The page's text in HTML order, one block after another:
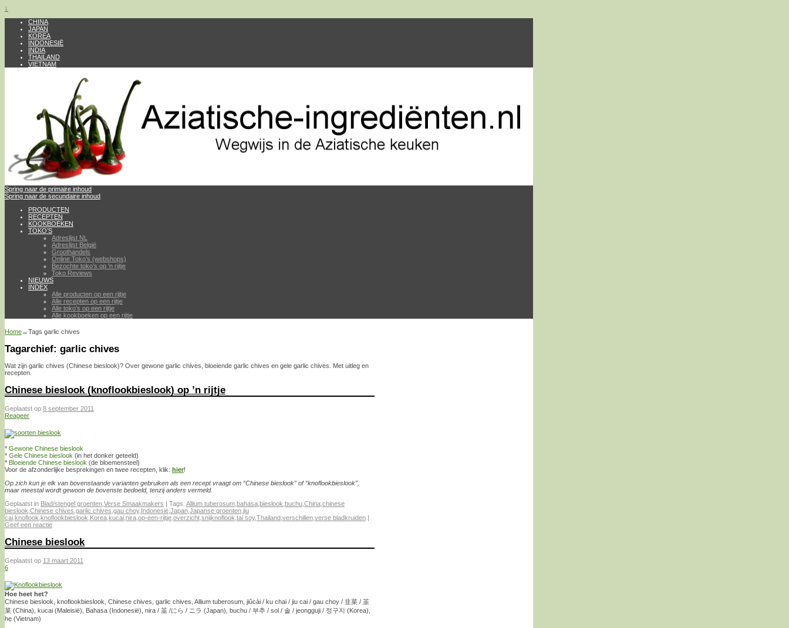
↓
CHINA
JAPAN
KOREA
INDONESIË
INDIA
THAILAND
VIETNAM
Spring naar de primaire inhoud
Spring naar de secundaire inhoud
PRODUCTEN
RECEPTEN
KOOKBOEKEN
TOKO’S
Adreslijst NL
Adreslijst België
Groothandels
Online Toko’s (webshops)
Bezochte toko’s op ’n rijtje
Toko Reviews
NIEUWS
INDEX
Alle producten op een rijtje
Alle recepten op een rijtje
Alle toko’s op een rijtje
Alle kookboeken op een rijtje
Home→Tags garlic chives
Tagarchief: garlic chives
Wat zijn garlic chives (Chinese bieslook)? Over gewone garlic chives, bloeiende garlic chives en gele garlic chives. Met uitleg en
recepten.
Chinese bieslook (knoflookbieslook) op ’n rijtje
Geplaatst op 8 september 2011
Reageer
* Gewone Chinese bieslook
* Gele Chinese bieslook (in het donker geteeld)
* Bloeiende Chinese bieslook (de bloemensteel)
Voor de afzonderlijke besprekingen en twee recepten, klik: hier!
Op zich kun je elk van bovenstaande varianten gebruiken als een recept vraagt om “Chinese bieslook” of “knoflookbieslook”,
maar meestal wordt gewoon de bovenste bedoeld, tenzij anders vermeld.
Geplaatst in Blad/stengel groenten Verse Smaakmakers Tags: Allium tuberosum bahasa bieslook buchu China chinese
bieslook Chinese chives garlic chives gau choy, Indonesië Japan Japanse groenten jiu
cai knoflook knoflookbieslook Korea kucai nira op-een-rijtje overzicht snijknoflook tai soy,Thailand verschillen verse bladkruiden
Geef een reactie
Chinese bieslook
Geplaatst op 13 maart 2011
6
Hoe heet het?
Chinese bieslook, knoflookbieslook, Chinese chives, garlic chives, Allium tuberosum, jiǔcài / ku chai / jiu cai / gau choy / 韭菜 / 韮
菜 (China), kucai (Maleisië), Bahasa (Indonesië), nira / 韮 /にら / ニラ (Japan), buchu / 부추 / sol / 솔 / jeongguji / 정구지 (Korea),
hẹ (Vietnam)